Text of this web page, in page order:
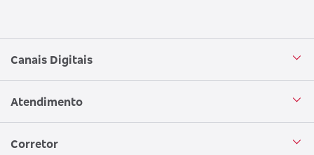
Canais Digitais
Aplicativo Bradesco Seguros
Atendimento
Central de Atendimento
Corretor